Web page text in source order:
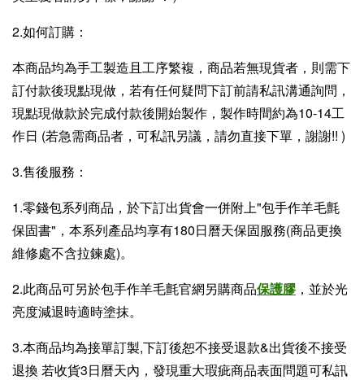
2.如何訂購：
本商品均為手工製造且工序繁複，商品若無現貨者，則需下
訂付款後現點現做，若有任何疑問下訂前請私訊溝通詢問，
現點現做款於完成付款後開始製作，製作時間約為10-14工
作日 (若急需商品者，可私訊另議，請勿直接下單，謝謝!! )
3.售後服務：
1.零錢包系列商品，於下訂出貨會一併附上"包手作羊毛氈
保固書"，本系列產品均享有180日曆天保固服務(商品更換
維修處不含拉鍊處)。
2.此商品可另於包手作羊毛氈官網另購商品保護膠，並於光
亮度減退時適時塗抹。
3.本商品均為接單訂製,下訂後恕不接受退款&出貨後不接受
退換 若收貨3日曆天內，發現重大瑕疵商品表面問題可私訊